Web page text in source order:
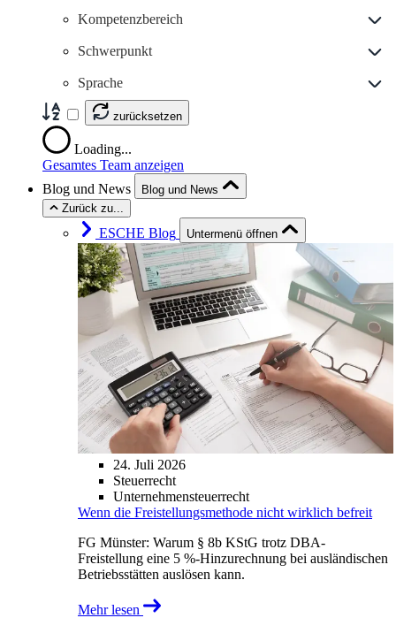
Kompetenzbereich
Schwerpunkt
Sprache
zurücksetzen
Loading...
Gesamtes Team anzeigen
Blog und News
Blog und News
Zurück zu...
ESCHE Blog Untermenü öffnen
24. Juli 2026
Steuerrecht
Unternehmensteuerrecht
Wenn die Freistellungsmethode nicht wirklich befreit
FG Münster: Warum § 8b KStG trotz DBA-
Freistellung eine 5 %-Hinzurechnung bei ausländischen
Betriebsstätten auslösen kann.
Mehr lesen